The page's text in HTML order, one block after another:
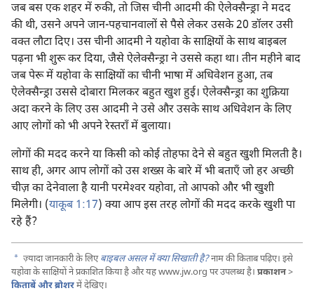
जब बस एक शहर में रुकी, तो जिस चीनी आदमी की ऐलेक्सैन्ड्रा ने मदद
की थी, उसने अपने जान-पहचानवालों से पैसे लेकर उसके 20 डॉलर उसी
वक्‍त लौटा दिए। उस चीनी आदमी ने यहोवा के साक्षियों के साथ बाइबल
पढ़ना भी शुरू कर दिया, जैसे ऐलेक्सैन्ड्रा ने उससे कहा था। तीन महीने बाद
जब पेरू में यहोवा के साक्षियों का चीनी भाषा में अधिवेशन हुआ, तब
ऐलेक्सैन्ड्रा उससे दोबारा मिलकर बहुत खुश हुई। ऐलेक्सैन्ड्रा का शुक्रिया
अदा करने के लिए उस आदमी ने उसे और उसके साथ अधिवेशन के लिए
आए लोगों को भी अपने रेस्तराँ में बुलाया।
लोगों की मदद करने या किसी को कोई तोहफा देने से बहुत खुशी मिलती है।
साथ ही, अगर आप लोगों को उस शख्स के बारे में भी बताएँ जो हर अच्छी
चीज़ का देनेवाला है यानी परमेश्‍वर यहोवा, तो आपको और भी खुशी
मिलेगी। (याकूब 1:17) क्या आप इस तरह लोगों की मदद करके खुशी पा
रहे हैं?
a ज़्यादा जानकारी के लिएबाइबल असल में क्या सिखाती है?नाम की किताब पढ़िए। इसे
यहोवा के साक्षियों ने प्रकाशित किया है और यह www.jw.org पर उपलब्ध है। प्रकाशन>
किताबें और ब्रोशरमें देखिए।